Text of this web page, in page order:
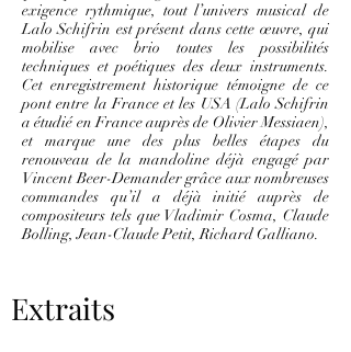
exigence rythmique, tout l’univers musical de
Lalo Schifrin est présent dans cette œuvre, qui
mobilise avec brio toutes les possibilités
techniques et poétiques des deux instruments.
Cet enregistrement historique témoigne de ce
pont entre la France et les USA (Lalo Schifrin
a étudié en France auprès de Olivier Messiaen),
et marque une des plus belles étapes du
renouveau de la mandoline déjà engagé par
Vincent Beer-Demander grâce aux nombreuses
commandes qu’il a déjà initié auprès de
compositeurs tels que Vladimir Cosma, Claude
Bolling, Jean-Claude Petit, Richard Galliano.
Extraits